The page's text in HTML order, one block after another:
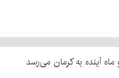
آینده به کرمان می‌رسد